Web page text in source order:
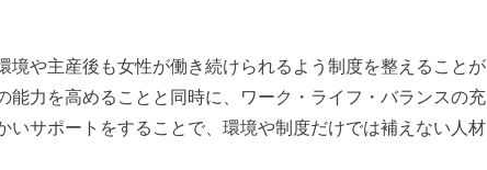
境や主産後も女性が働き続けられるよう制度を整えることが
能力を高めることと同時に、ワーク・ライフ・バランスの充
いサポートをすることで、環境や制度だけでは補えない人材